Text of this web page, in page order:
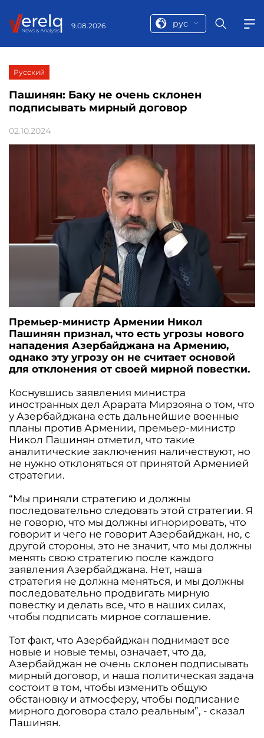
9.08.2026 рус
Русский
Пашинян: Баку не очень склонен
подписывать мирный договор
02.10.2024
Премьер-министр Армении Никол
Пашинян признал, что есть угрозы нового
нападения Азербайджана на Армению,
однако эту угрозу он не считает основой
для отклонения от своей мирной повестки.
Коснувшись заявления министра
иностранных дел Арарата Мирзояна о том, что
у Азербайджана есть дальнейшие военные
планы против Армении, премьер-министр
Никол Пашинян отметил, что такие
аналитические заключения наличествуют, но
не нужно отклоняться от принятой Арменией
стратегии.
“Мы приняли стратегию и должны
последовательно следовать этой стратегии. Я
не говорю, что мы должны игнорировать, что
говорит и чего не говорит Азербайджан, но, с
другой стороны, это не значит, что мы должны
менять свою стратегию после каждого
заявления Азербайджана. Нет, наша
стратегия не должна меняться, и мы должны
последовательно продвигать мирную
повестку и делать все, что в наших силах,
чтобы подписать мирное соглашение.
Тот факт, что Азербайджан поднимает все
новые и новые темы, означает, что да,
Азербайджан не очень склонен подписывать
мирный договор, и наша политическая задача
состоит в том, чтобы изменить общую
обстановку и атмосферу, чтобы подписание
мирного договора стало реальным”, - сказал
Пашинян.